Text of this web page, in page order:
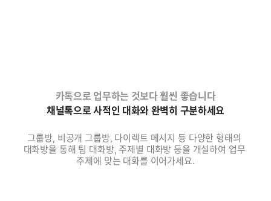
카톡으로 업무하는 것보다 훨씬 좋습니다
채널톡으로 사적인 대화와 완벽히 구분하세요
그룹방, 비공개 그룹방, 다이렉트 메시지 등 다양한 형태의
대화방을 통해 팀 대화방, 주제별 대화방 등을 개설하여 업무
주제에 맞는 대화를 이어가세요.